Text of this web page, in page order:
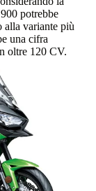
potrebbe
alla variante più
una cifra
oltre 120 CV.